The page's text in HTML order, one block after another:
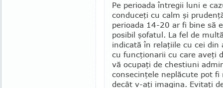
Pe perioada întregii luni e
conduceţi cu calm şi
perioada 14-20 ar fi bine să
posibil şofatul. La fel de
indicată în relaţiile cu cei din
cu funcţionarii cu care aveţi
vă ocupaţi de chestiuni
consecinţele neplăcute pot fi
decât v-aţi imagina. Evitaţi